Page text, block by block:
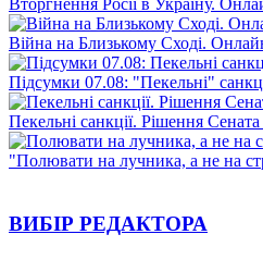
Війна на Близькому Сході.
Підсумки 07.08: "Пекельні"
Пекельні санкції. Рішення
"Полювати на лучника, а не на
ВИБІР РЕДАКТОРА